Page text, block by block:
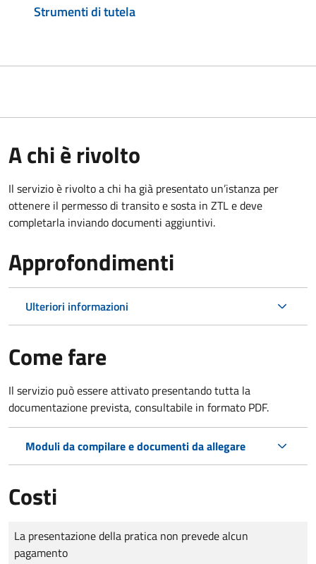
Strumenti di tutela
A chi è rivolto
Il servizio è rivolto a chi ha già presentato un’istanza per
ottenere il permesso di transito e sosta in ZTL e deve
completarla inviando documenti aggiuntivi.
Approfondimenti
Ulteriori informazioni
Come fare
Il servizio può essere attivato presentando tutta la
documentazione prevista, consultabile in formato PDF.
Moduli da compilare e documenti da allegare
Costi
Tipo di pagamento
Importo
La presentazione della pratica non prevede alcun
pagamento